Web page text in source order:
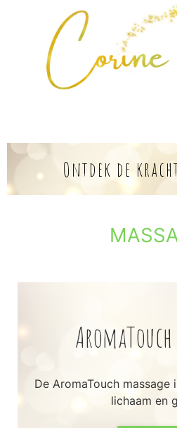
Ontdek de
AromaTouch
De AromaTouch
lichaam en